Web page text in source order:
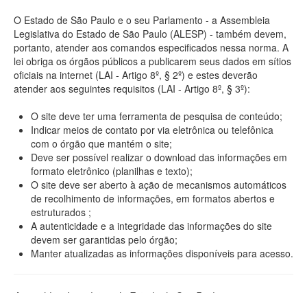
O Estado de São Paulo e o seu Parlamento - a Assembleia
Legislativa do Estado de São Paulo (ALESP) - também devem,
portanto, atender aos comandos especificados nessa norma. A
lei obriga os órgãos públicos a publicarem seus dados em sítios
oficiais na internet (LAI - Artigo 8º, § 2º) e estes deverão
atender aos seguintes requisitos (LAI - Artigo 8º, § 3º):
O site deve ter uma ferramenta de pesquisa de conteúdo;
Indicar meios de contato por via eletrônica ou telefônica
com o órgão que mantém o site;
Deve ser possível realizar o download das informações em
formato eletrônico (planilhas e texto);
O site deve ser aberto à ação de mecanismos automáticos
de recolhimento de informações, em formatos abertos e
estruturados ;
A autenticidade e a integridade das informações do site
devem ser garantidas pelo órgão;
Manter atualizadas as informações disponíveis para acesso.